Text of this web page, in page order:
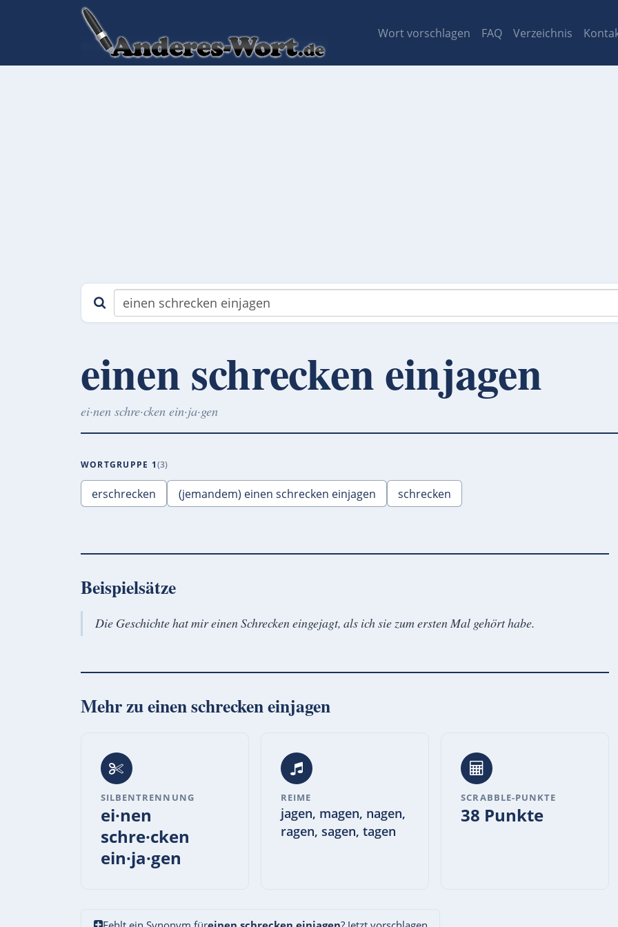
Wort vorschlagen FAQ Verzeichnis
einen schrecken einjagen
ei·nen schre·cken ein·ja·gen
WORTGRUPPE 1 3
erschrecken (jemandem) einen schrecken einjagen schrecken
Beispielsätze
Die Geschichte hat mir einen Schrecken eingejagt, als ich sie zum ersten Mal gehört habe.
Mehr zueinen schrecken einjagen
SILBENTRENNUNG
ei·nen
schre·cken
ein·ja·gen
REIME
jagen, magen, nagen,
ragen, sagen, tagen
SCRABBLE-PUNKTE
38 Punkte